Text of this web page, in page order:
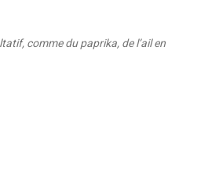
comme du paprika, de l’ail en